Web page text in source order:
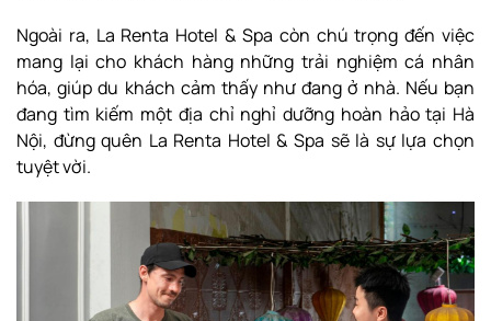
Ngoài ra, La Renta Hotel & Spa còn chú trọng đến việc
mang lại cho khách hàng những trải nghiệm cá nhân
hóa, giúp du khách cảm thấy như đang ở nhà. Nếu bạn
đang tìm kiếm một địa chỉ nghỉ dưỡng hoàn hảo tại Hà
Nội, đừng quên La Renta Hotel & Spa sẽ là sự lựa chọn
tuyệt vời.